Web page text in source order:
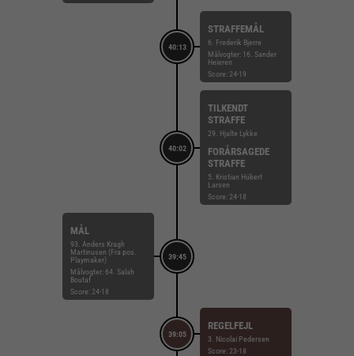
40:13
STRAFFEMÅL
6. Frederik Bjerre
Målvogter: 16. Sander
Heieren
Score: 24-19
40:02
TILKENDT
STRAFFE
29. Hjalte Lykke
FORÅRSAGEDE
STRAFFE
5. Kristian Hübert
Larsen
Score: 24-18
39:45
MÅL
93. Anders Kragh
Martinusen (Fra pos.
Playmaker)
Målvogter: 64. Salah
Boutaf
Score: 24-18
39:05
REGELFEJL
3. Nicolai Pedersen
Score: 23-18